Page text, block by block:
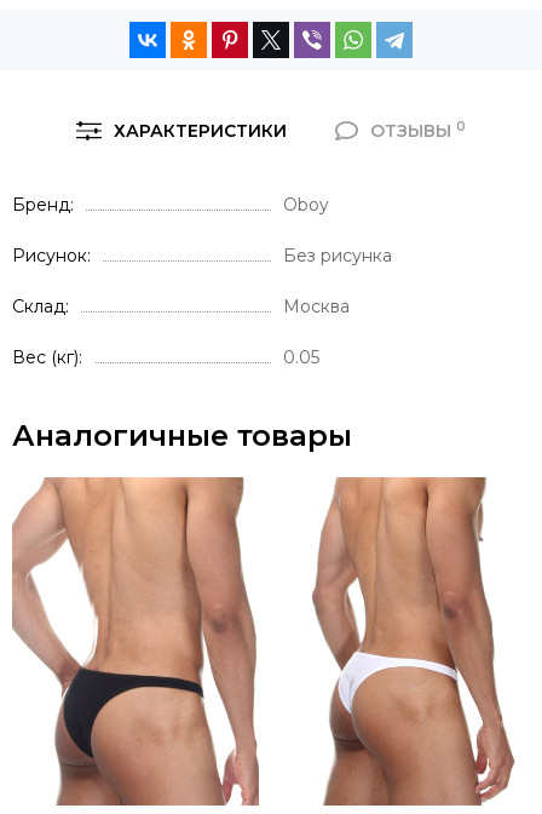
ХАРАКТЕРИСТИКИ ОТЗЫВЫ 0
Бренд Oboy
Рисунок Без рисунка
Склад Москва
Вес (кг) 0.05
Аналогичные товары